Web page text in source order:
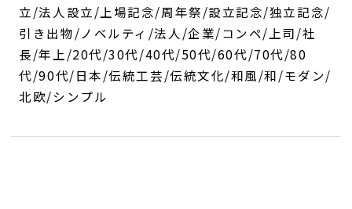
立/法人設立/上場記念/周年祭/設立記念/独立記念/
引き出物/ノベルティ/法人/企業/コンペ/上司/社
長/年上/20代/30代/40代/50代/60代/70代/80
代/90代/日本/伝統工芸/伝統文化/和風/和/モダン/
北欧/シンプル